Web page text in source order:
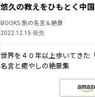
悠久の教えをひもとく中
BOOKS 旅の名言＆絶景
2022.12.15 発売
世界を４０年以上歩いてきた
名言と癒やしの絶景集